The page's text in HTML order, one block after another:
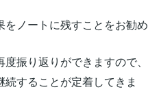
ノートに残すことをお勧め
振り返りができますので、
することが定着してきま